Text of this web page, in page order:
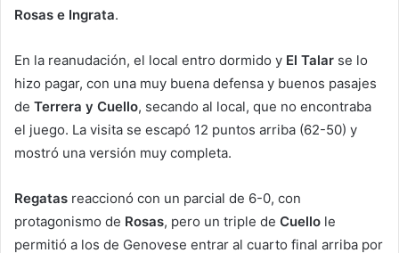
Rosas e Ingrata.
En la reanudación, el local entro dormido y El Talar se lo
hizo pagar, con una muy buena defensa y buenos pasajes
de Terrera y Cuello, secando al local, que no encontraba
el juego. La visita se escapó 12 puntos arriba (62-50) y
mostró una versión muy completa.
Regatas reaccionó con un parcial de 6-0, con
protagonismo de Rosas, pero un triple de Cuello le
permitió a los de Genovese entrar al cuarto final arriba por